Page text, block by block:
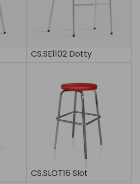
CS.SE1102 Dotty
CS.SLOT16 Slot